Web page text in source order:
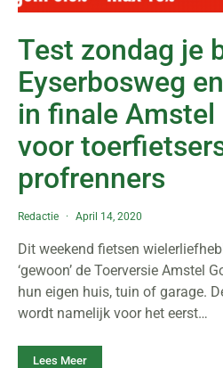
Test zondag je
Eyserbosweg
in finale Amstel
voor
profrenners
Redactie April 14, 2020
Dit weekend fietsen
‘gewoon’ de Toerversie Amstel
hun eigen huis, tuin of garage.
wordt namelijk voor het eerst…
Lees Meer